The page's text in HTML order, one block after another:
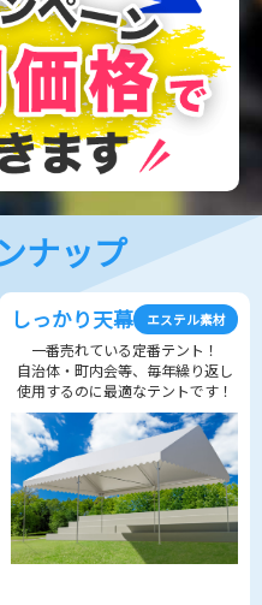
ナップ
しっかり天幕 エステル素材
一番売れている定番テント！
自治体・町内会等、毎年繰り返し
使用するのに最適なテントです！